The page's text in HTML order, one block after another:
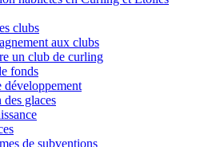
clubs
aux clubs
un club de curling
fonds
développement
des glaces
de subventions